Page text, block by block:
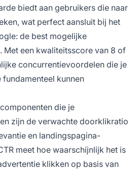
biedt aan gebruikers die naar
wat perfect aansluit bij het
de best mogelijke
Met een kwaliteitsscore van 8 of
concurrentievoordelen die je
kunnen
die je
zijn de verwachte doorklikratio
en landingspagina-
meet hoe waarschijnlijk het is
klikken op basis van